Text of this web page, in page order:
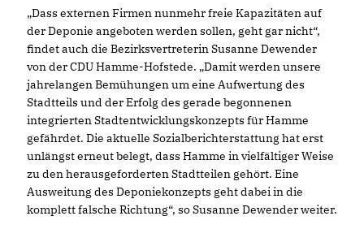
Dass externen Firmen nunmehr freie Kapazitäten auf
der Deponie angeboten werden sollen, geht gar nicht“,
findet auch die Bezirksvertreterin Susanne Dewender
von der CDU Hamme-Hofstede. „Damit werden unsere
jahrelangen Bemühungen um eine Aufwertung des
Stadtteils und der Erfolg des gerade begonnenen
integrierten Stadtentwicklungskonzepts für Hamme
gefährdet. Die aktuelle Sozialberichterstattung hat erst
unlängst erneut belegt, dass Hamme in vielfältiger Weise
zu den herausgeforderten Stadtteilen gehört. Eine
Ausweitung des Deponiekonzepts geht dabei in die
komplett falsche Richtung“, so Susanne Dewender weiter.